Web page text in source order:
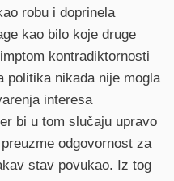
robu i doprinela
kao bilo koje druge
kontradiktornosti
politika nikada nije mogla
interesa
bi u tom slučaju upravo
odgovornost za
stav povukao. Iz tog